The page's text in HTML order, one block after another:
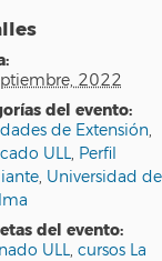
2022
del evento:
de Extensión,
ULL, Perfil
, Universidad de
del evento:
ULL, cursos La